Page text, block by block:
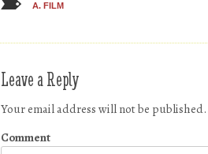
A. FILM
Leave a Reply
Your email address will not be published.
Comment